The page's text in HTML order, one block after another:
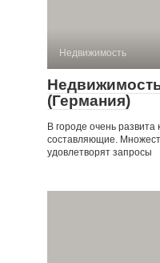
Недвижимость
(Германия)
В городе очень развита
составляющие.
удовлетворят запросы